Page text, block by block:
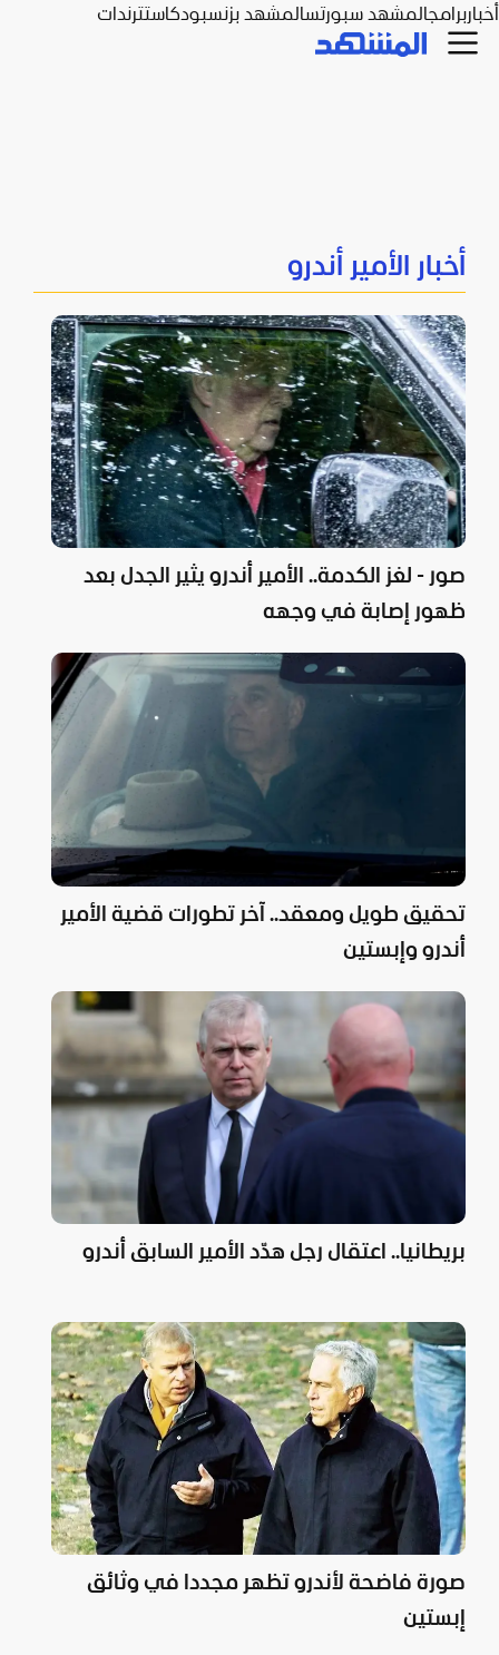
أخباربرامجالمشهد سبورتسالمشهد بزنسبودكاستترندات
أخبار الأمير أندرو
صور - لغز الكدمة.. الأمير أندرو يثير الجدل بعد
ظهور إصابة في وجهه
تحقيق طويل ومعقد.. آخر تطورات قضية الأمير
أندرو وإبستين
بريطانيا.. اعتقال رجل هدّد الأمير السابق أندرو
صورة فاضحة لأندرو تظهر مجددا في وثائق
إبستين